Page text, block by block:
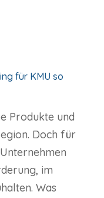
für KMU so
Produkte und
Doch für
im
Was